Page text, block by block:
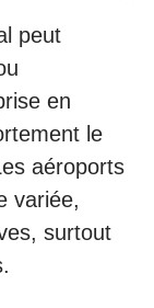
peut
en
le
aéroports
variée,
surtout